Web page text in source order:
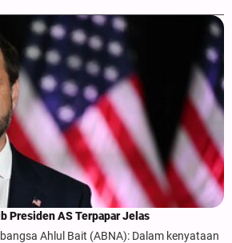
Presiden AS Terpapar Jelas
Ahlul Bait (ABNA): Dalam kenyataan